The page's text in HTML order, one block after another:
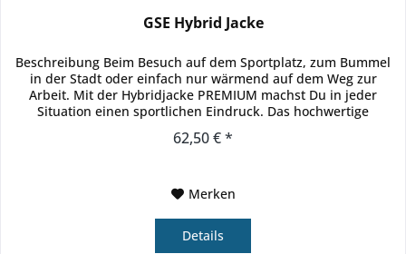
GSE Hybrid Jacke
Beschreibung Beim Besuch auf dem Sportplatz, zum Bummel
in der Stadt oder einfach nur wärmend auf dem Weg zur
Arbeit. Mit der Hybridjacke PREMIUM machst Du in jeder
Situation einen sportlichen Eindruck. Das hochwertige
62,50 € *
Merken
Details